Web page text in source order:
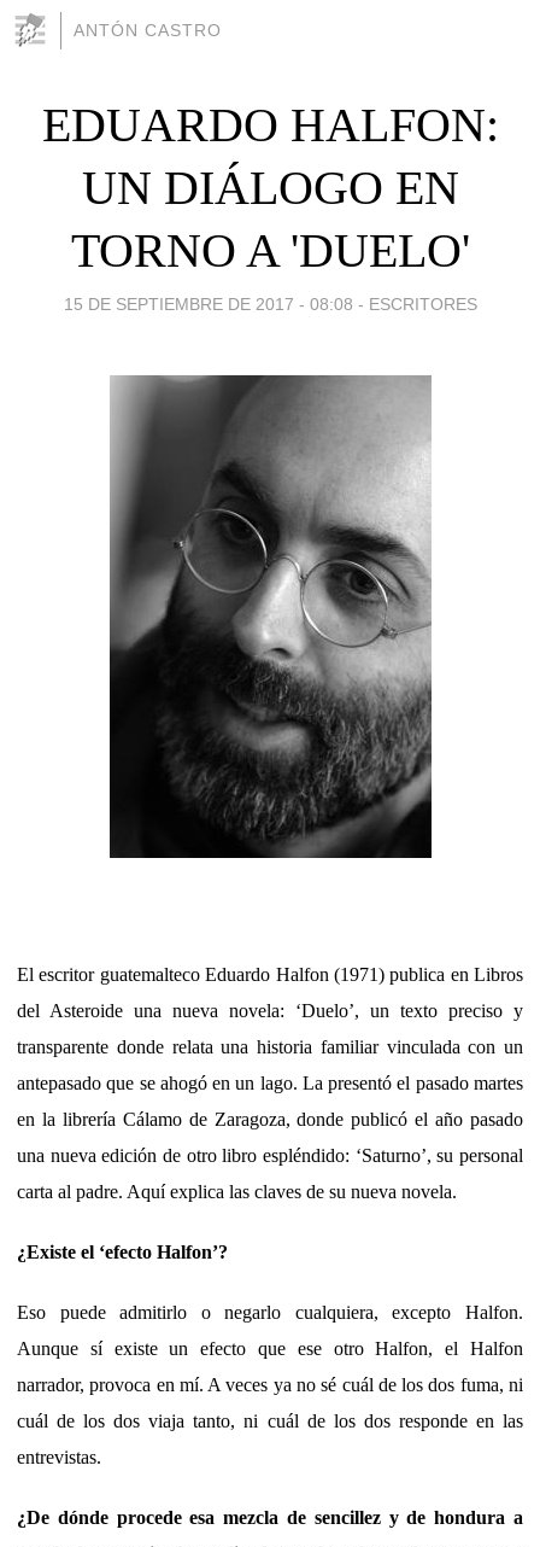
ANTÓN CASTRO
EDUARDO HALFON:
UN DIÁLOGO EN
TORNO A 'DUELO'
15 DE SEPTIEMBRE DE 2017 - 08:08 - ESCRITORES
El escritor guatemalteco Eduardo Halfon (1971) publica en Libros
del Asteroide una nueva novela: ‘Duelo’, un texto preciso y
transparente donde relata una historia familiar vinculada con un
antepasado que se ahogó en un lago. La presentó el pasado martes
en la librería Cálamo de Zaragoza, donde publicó el año pasado
una nueva edición de otro libro espléndido: ‘Saturno’, su personal
carta al padre. Aquí explica las claves de su nueva novela.
¿Existe el ‘efecto Halfon’?
Eso puede admitirlo o negarlo cualquiera, excepto Halfon.
Aunque sí existe un efecto que ese otro Halfon, el Halfon
narrador, provoca en mí. A veces ya no sé cuál de los dos fuma, ni
cuál de los dos viaja tanto, ni cuál de los dos responde en las
entrevistas.
¿De dónde procede esa mezcla de sencillez y de hondura a